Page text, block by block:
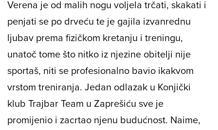
Unmute /
1.32%
Verena je od malih nogu voljela trčati, skakati i
penjati se po drveću te je gajila izvanrednu
ljubav prema fizičkom kretanju i treningu,
unatoč tome što nitko iz njezine obitelji nije
sportaš, niti se profesionalno bavio ikakvom
vrstom treniranja. Jedan odlazak u Konjički